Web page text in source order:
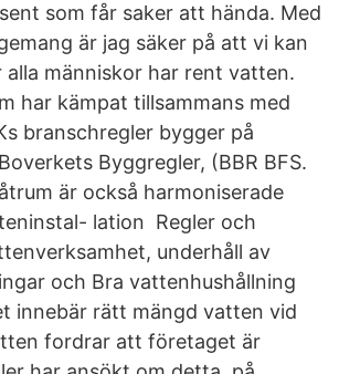
som får saker att hända. Med
är jag säker på att vi kan
alla människor har rent vatten.
har kämpat tillsammans med
branschregler bygger på
Byggregler, (BBR BFS.
är också harmoniserade
lation Regler och
underhåll av
och Bra vattenhushållning
innebär rätt mängd vatten vid
fordrar att företaget är